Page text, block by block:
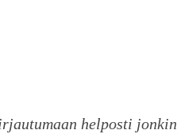
helposti jonkin